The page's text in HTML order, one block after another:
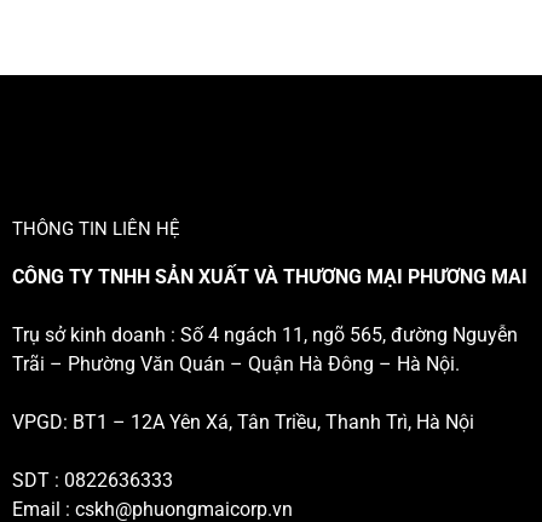
THÔNG TIN LIÊN HỆ
CÔNG TY TNHH SẢN XUẤT VÀ THƯƠNG MẠI PHƯƠNG MAI
Trụ sở kinh doanh : Số 4 ngách 11, ngõ 565, đường Nguyễn
Trãi – Phường Văn Quán – Quận Hà Đông – Hà Nội.
VPGD: BT1 – 12A Yên Xá, Tân Triều, Thanh Trì, Hà Nội
SDT : 0822636333
Email : cskh@phuongmaicorp.vn